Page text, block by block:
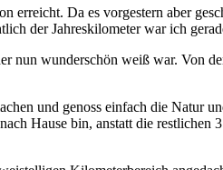
erreicht. Da es vorgestern aber
der Jahreskilometer war ich
nun wunderschön weiß war. Von
und genoss einfach die Natur
Hause bin, anstatt die